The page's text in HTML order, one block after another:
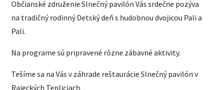
Občianské združenie Slnečný pavilón Vás srdečne pozýva
na tradičný rodinný Detský deň s hudobnou dvojicou Pali a
Pali.
Na programe sú pripravené rôzne zábavné aktivity.
Tešíme sa na Vás v záhrade reštaurácie Slnečný pavilón v
Rajeckých Tepliciach.